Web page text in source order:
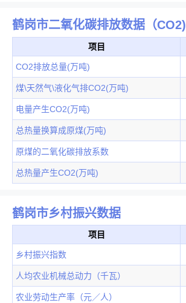
鹤岗市二氧化碳排放数据（CO2)
项目
CO2排放总量(万吨)
煤\天然气\液化气排CO2(万吨)
电量产生CO2(万吨)
总热量换算成原煤(万吨)
原煤的二氧化碳排放系数
总热量产生CO2(万吨)
鹤岗市乡村振兴数据
项目
乡村振兴指数
人均农业机械总动力（千瓦）
农业劳动生产率（元／人）